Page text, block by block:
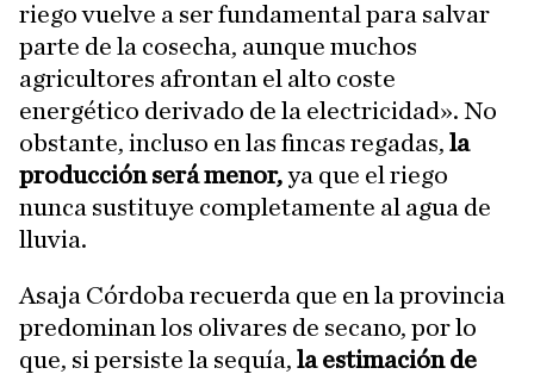
riego vuelve a ser fundamental para salvar
parte de la cosecha, aunque muchos
agricultores afrontan el alto coste
energético derivado de la electricidad». No
obstante, incluso en las fincas regadas, la
producción será menor,ya que el riego
nunca sustituye completamente al agua de
lluvia.
Asaja Córdoba recuerda que en la provincia
predominan los olivares de secano, por lo
que, si persiste la sequía, la estimación de